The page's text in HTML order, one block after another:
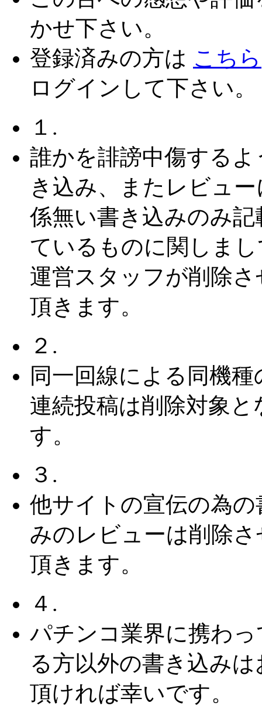
かせ下さい。
登録済みの方は こちら
ログインして下さい。
１.
誰かを誹謗中傷するよ
き込み、またレビュー
係無い書き込みのみ記
ているものに関しま
運営スタッフが削除さ
頂きます。
２.
同一回線による同機種
連続投稿は削除対象と
す。
３.
他サイトの宣伝の為の
みのレビューは削除さ
頂きます。
４.
パチンコ業界に携わっ
る方以外の書き込みは
頂ければ幸いです。